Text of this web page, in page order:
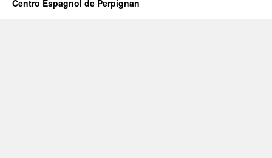
Centro Espagnol de Perpignan